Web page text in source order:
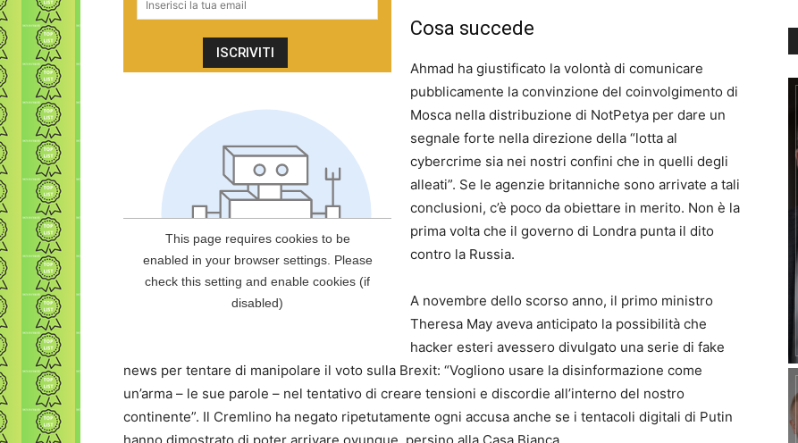
Cosa succede
Ahmad ha giustificato la volontà di comunicare
pubblicamente la convinzione del coinvolgimento di
Mosca nella distribuzione di NotPetya per dare un
segnale forte nella direzione della “lotta al
cybercrime sia nei nostri confini che in quelli degli
alleati”. Se le agenzie britanniche sono arrivate a tali
conclusioni, c’è poco da obiettare in merito. Non è la
prima volta che il governo di Londra punta il dito
contro la Russia.
A novembre dello scorso anno, il primo ministro
Theresa May aveva anticipato la possibilità che
hacker esteri avessero divulgato una serie di fake
news per tentare di manipolare il voto sulla Brexit: “Vogliono usare la disinformazione come
un’arma – le sue parole – nel tentativo di creare tensioni e discordie all’interno del nostro
continente”. Il Cremlino ha negato ripetutamente ogni accusa anche se i tentacoli digitali di Putin